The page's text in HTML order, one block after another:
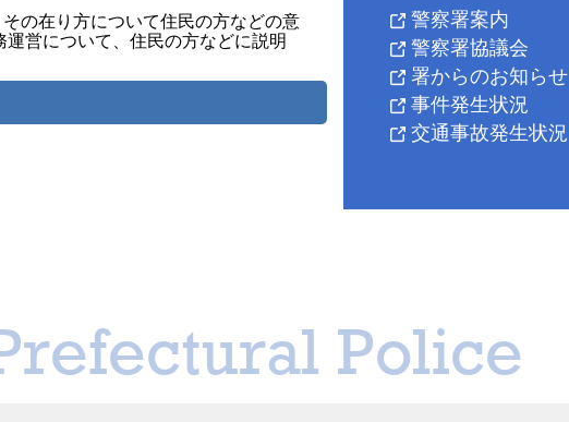
の在り方について住民の方などの意
営について、住民の方などに説明
警察署案内
警察署協議会
署からのお知らせ
事件発生状況
交通事故発生状況
Police